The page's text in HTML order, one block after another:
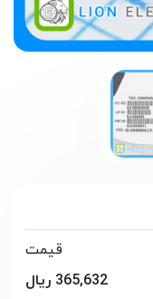
قیمت
365,632 ریال